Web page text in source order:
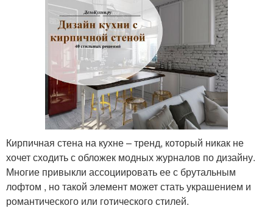
Кирпичная стена на кухне – тренд, который никак не
хочет сходить с обложек модных журналов по дизайну.
Многие привыкли ассоциировать ее с брутальным
лофтом , но такой элемент может стать украшением и
романтического или готического стилей.